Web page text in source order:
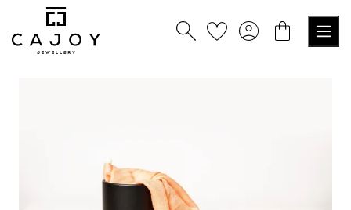
springen